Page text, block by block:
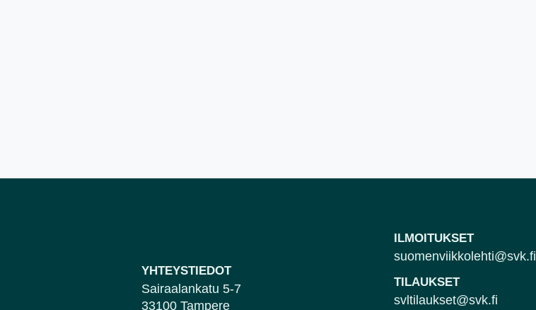
YHTEYSTIEDOT
Sairaalankatu 5-7
33100 Tampere
ILMOITUKSET
suomenviikkolehti@svk.fi
TILAUKSET
svltilaukset@svk.fi